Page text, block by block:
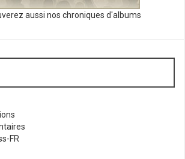
aussi nos chroniques d'albums
FR